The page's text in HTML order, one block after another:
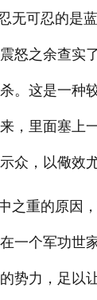
无可忍的是
怒之余查实
。这是一种
，里面塞上
众，以儆效尤
之重的原因
一个军功世
势力，足以